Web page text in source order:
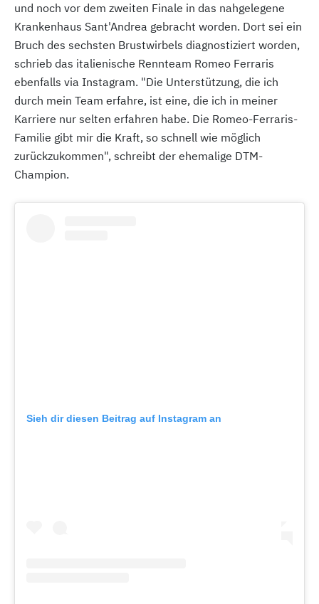
und noch vor dem zweiten Finale in das nahgelegene
Krankenhaus Sant'Andrea gebracht worden. Dort sei ein
Bruch des sechsten Brustwirbels diagnostiziert worden,
schrieb das italienische Rennteam Romeo Ferraris
ebenfalls via Instagram. "Die Unterstützung, die ich
durch mein Team erfahre, ist eine, die ich in meiner
Karriere nur selten erfahren habe. Die Romeo-Ferraris-
Familie gibt mir die Kraft, so schnell wie möglich
zurückzukommen", schreibt der ehemalige DTM-
Champion.
Sieh dir diesen Beitrag auf Instagram an